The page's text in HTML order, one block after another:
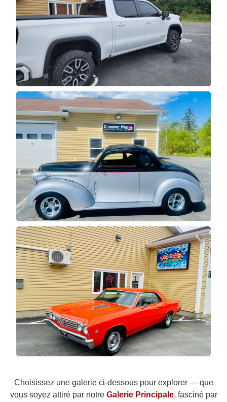
Choisissez une galerie ci-dessous pour explorer — que
vous soyez attiré par notre Galerie Principale, fasciné par